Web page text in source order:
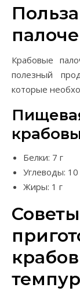
Крабовые
полезный
которые
Белки: 7 г
Углеводы: 10
Жиры: 1 г